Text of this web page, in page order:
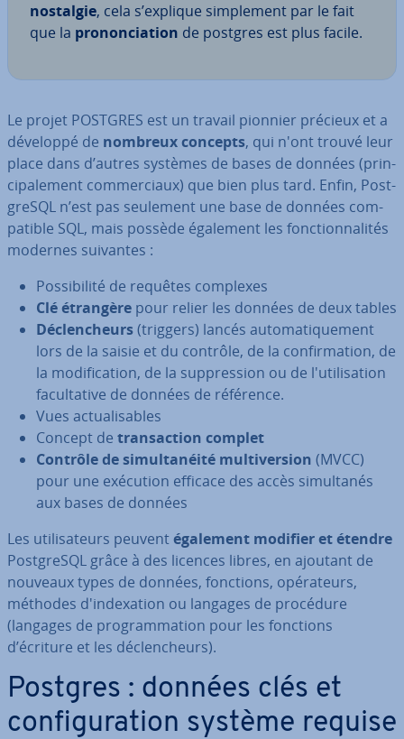
nostalgie, cela s’explique sim­ple­ment par le fait
que la pro­non­cia­tion de postgres est plus facile.
Le projet POSTGRES est un travail pionnier précieux et a
développé de nombreux concepts, qui n'ont trouvé leur
place dans d’autres systèmes de bases de données (prin­
ci­pa­le­ment com­mer­ciaux) que bien plus tard. Enfin, Post­
greSQL n’est pas seulement une base de données com­
pa­tible SQL, mais possède également les fonc­tion­na­li­tés
modernes suivantes :
Pos­si­bi­lité de requêtes complexes
Clé étrangère pour relier les données de deux tables
Dé­clen­cheurs(triggers) lancés au­to­ma­ti­que­ment
lors de la saisie et du contrôle, de la con­fir­ma­tion, de
la mo­di­fi­ca­tion, de la sup­pres­sion ou de l'uti­li­sa­tion
fa­cul­ta­tive de données de référence.
Vues ac­tua­li­sables
Concept de tran­sac­tion complet
Contrôle de si­mul­ta­néité mul­ti­ver­sion (MVCC)
pour une exécution efficace des accès si­mul­ta­nés
aux bases de données
Les uti­li­sa­teurs peuventégalement modifier et étendre
Post­greSQL grâce à des licences libres, en ajoutant de
nouveaux types de données, fonctions, opé­ra­teurs,
méthodes d'in­dexa­tion ou langages de procédure
(langages de pro­gram­ma­tion pour les fonctions
d’écriture et les dé­clen­cheurs).
Postgres : données clés et
con­fi­gu­ra­tion système requise